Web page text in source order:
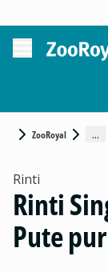
ZooRoyal ...
Rinti
Rinti
Pute